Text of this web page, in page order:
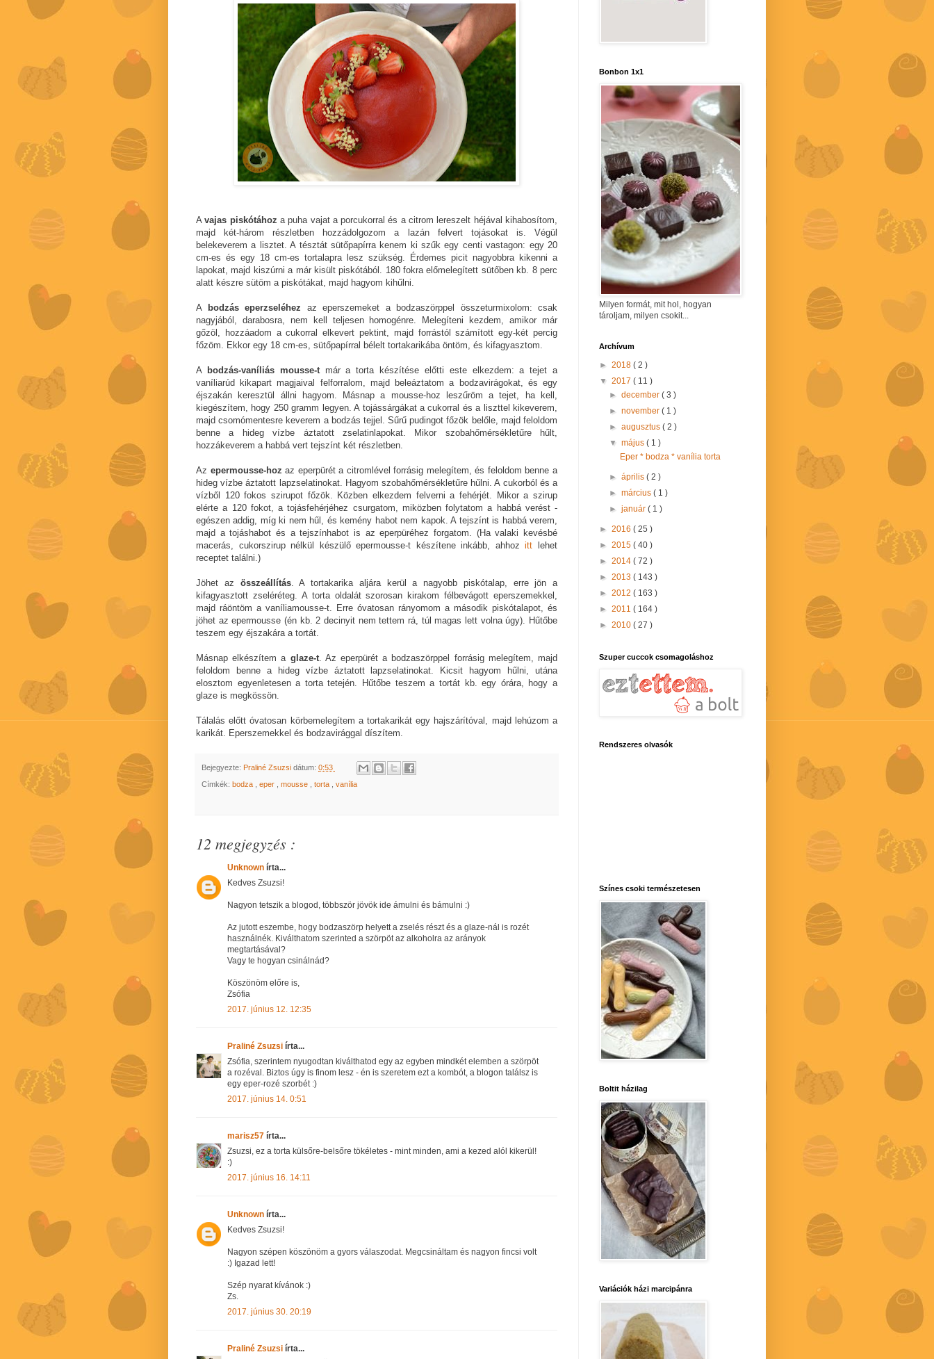
Avajas piskótához a puha vajat a porcukorral és a citrom lereszelt héjával kihabosítom,
majd két-három részletben hozzádolgozom a lazán felvert tojásokat is. Végül
belekeverem a lisztet. A tésztát sütőpapírra kenem ki szűk egy centi vastagon: egy 20
cm-es és egy 18 cm-es tortalapra lesz szükség. Érdemes picit nagyobbra kikenni a
lapokat, majd kiszúrni a már kisült piskótából. 180 fokra előmelegített sütőben kb. 8 perc
alatt készre sütöm a piskótákat, majd hagyom kihűlni.
A bodzás eperzseléhez az eperszemeket a bodzaszörppel összeturmixolom: csak
nagyjából, darabosra, nem kell teljesen homogénre. Melegíteni kezdem, amikor már
gőzöl, hozzáadom a cukorral elkevert pektint, majd forrástól számított egy-két percig
főzöm. Ekkor egy 18 cm-es, sütőpapírral bélelt tortakarikába öntöm, és kifagyasztom.
A bodzás-vaníliás mousse-tmár a torta készítése előtti este elkezdem: a tejet a
vaníliarúd kikapart magjaival felforralom, majd beleáztatom a bodzavirágokat, és egy
éjszakán keresztül állni hagyom. Másnap a mousse-hoz leszűröm a tejet, ha kell,
kiegészítem, hogy 250 gramm legyen. A tojássárgákat a cukorral és a liszttel kikeverem,
majd csomómentesre keverem a bodzás tejjel. Sűrű pudingot főzök belőle, majd feloldom
benne a hideg vízbe áztatott zselatinlapokat. Mikor szobahőmérsékletűre hűlt,
hozzákeverem a habbá vert tejszínt két részletben.
Az epermousse-hoz az eperpürét a citromlével forrásig melegítem, és feloldom benne a
hideg vízbe áztatott lapzselatinokat. Hagyom szobahőmérsékletűre hűlni. A cukorból és a
vízből 120 fokos szirupot főzök. Közben elkezdem felverni a fehérjét. Mikor a szirup
elérte a 120 fokot, a tojásfehérjéhez csurgatom, miközben folytatom a habbá verést -
egészen addig, míg ki nem hűl, és kemény habot nem kapok. A tejszínt is habbá verem,
majd a tojáshabot és a tejszínhabot is az eperpüréhez forgatom. (Ha valaki kevésbé
macerás, cukorszirup nélkül készülő epermousse-t készítene inkább, ahhozitt lehet
receptet találni.)
Jöhet az összeállítás. A tortakarika aljára kerül a nagyobb piskótalap, erre jön a
kifagyasztott zseléréteg. A torta oldalát szorosan kirakom félbevágott eperszemekkel,
majd ráöntöm a vaníliamousse-t. Erre óvatosan rányomom a második piskótalapot, és
jöhet az epermousse (én kb. 2 decinyit nem tettem rá, túl magas lett volna úgy). Hűtőbe
teszem egy éjszakára a tortát.
Másnap elkészítem a glaze-t. Az eperpürét a bodzaszörppel forrásig melegítem, majd
feloldom benne a hideg vízbe áztatott lapzselatinokat. Kicsit hagyom hűlni, utána
elosztom egyenletesen a torta tetején. Hűtőbe teszem a tortát kb. egy órára, hogy a
glaze is megkössön.
Tálalás előtt óvatosan körbemelegítem a tortakarikát egy hajszárítóval, majd lehúzom a
karikát. Eperszemekkel és bodzavirággal díszítem.
Bejegyezte: Praliné Zsuzsi dátum: 0:53
Címkék: bodza eper mousse torta vanília
12 megjegyzés :
Unknown írta...
Kedves Zsuzsi!
Nagyon tetszik a blogod, többször jövök ide ámulni és bámulni :)
Az jutott eszembe, hogy bodzaszörp helyett a zselés részt és a glaze-nál is rozét
használnék. Kiválthatom szerinted a szörpöt az alkoholra az arányok
megtartásával?
Vagy te hogyan csinálnád?
Köszönöm előre is,
Zsófia
2017. június 12. 12:35
Praliné Zsuzsi írta...
Zsófia, szerintem nyugodtan kiválthatod egy az egyben mindkét elemben a szörpöt
a rozéval. Biztos úgy is finom lesz - én is szeretem ezt a kombót, a blogon találsz is
egy eper-rozé szorbét :)
2017. június 14. 0:51
marisz57 írta...
Zsuzsi, ez a torta külsőre-belsőre tökéletes - mint minden, ami a kezed alól kikerül!
:)
2017. június 16. 14:11
Unknown írta...
Kedves Zsuzsi!
Nagyon szépen köszönöm a gyors válaszodat. Megcsináltam és nagyon fincsi volt
:) Igazad lett!
Szép nyarat kívánok :)
Zs.
2017. június 30. 20:19
Praliné Zsuzsi írta...
Bonbon 1x1
Milyen formát, mit hol, hogyan
tároljam, milyen csokit...
Archívum
► 2018 ( 2 )
▼ 2017 ( 11 )
►december( 3 )
►november( 1 )
►augusztus( 2 )
▼május( 1 )
Eper * bodza * vanília torta
►április( 2 )
►március( 1 )
►január( 1 )
► 2016 ( 25 )
► 2015 ( 40 )
► 2014 ( 72 )
► 2013 ( 143 )
► 2012 ( 163 )
► 2011 ( 164 )
► 2010 ( 27 )
Szuper cuccok csomagoláshoz
Rendszeres olvasók
Színes csoki természetesen
Boltit házilag
Variációk házi marcipánra